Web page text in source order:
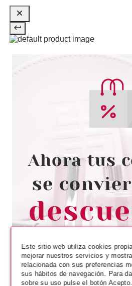
Este sitio web utiliza cookies
mejorar nuestros servicios y
relacionada con sus preferencias
sus hábitos de navegación. Para
sobre su uso pulse el botón Acepto.